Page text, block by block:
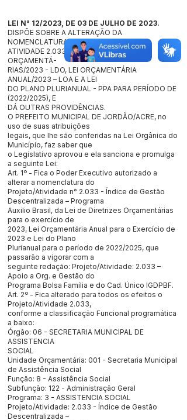
LEI N° 12/2023, DE 03 DE JULHO DE 2023.
DISPÕE SOBRE A ALTERAÇÃO DA
NOMENCLATURA DO PROJETO/
ATIVIDADE 2.033 DA LEI DE DIRETRIZES
ORÇAMENTÁ-
RIAS/2023 - LDO, LEI ORÇAMENTÁRIA
ANUAL/2023 – LOA E A LEI
DO PLANO PLURIANUAL - PPA PARA PERÍODO DE
(2022/2025), E
DÁ OUTRAS PROVIDÊNCIAS.
O PREFEITO MUNICIPAL DE JORDÃO/ACRE, no
uso de suas atribuições
legais, que lhe são conferidas na Lei Orgânica do
Município, faz saber que
o Legislativo aprovou e ela sanciona e promulga
a seguinte Lei:
Art. 1º - Fica o Poder Executivo autorizado a
alterar a nomenclatura do
Projeto/Atividade n° 2.033 - Índice de Gestão
Descentralizada – Programa
Auxilio Brasil, da Lei de Diretrizes Orçamentárias
para o exercício de
2023, Lei Orçamentária Anual para o Exercício de
2023 e Lei do Plano
Plurianual para o período de 2022/2025, que
passarão a vigorar com a
seguinte redação: Projeto/Atividade: 2.033 –
Apoio a Org. e Gestão do
Programa Bolsa Família e do Cad. Único IGDPBF.
Art. 2º - Fica alterado para todos os efeitos o
Projeto/Atividade 2.033,
conforme a classificação Funcional programática
a baixo:
Órgão: 06 - SECRETARIA MUNICIPAL DE
ASSISTENCIA
SOCIAL
Unidade Orçamentária: 001 - Secretaria Municipal
de Assistência Social
Função: 8 - Assistência Social
Subfunção: 122 - Administração Geral
Programa: 3 - ASSISTENCIA SOCIAL
Projeto/Atividade: 2.033 - Índice de Gestão
Descentralizada –